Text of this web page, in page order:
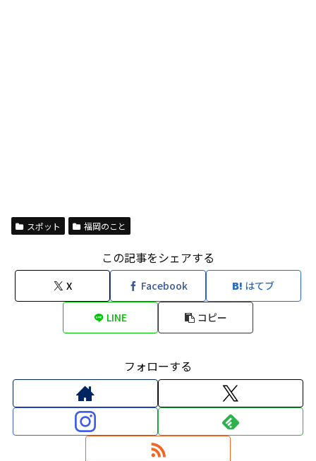
スポット 福岡のこと
この記事をシェアする
X Facebook はてブ
LINE コピー
フォローする